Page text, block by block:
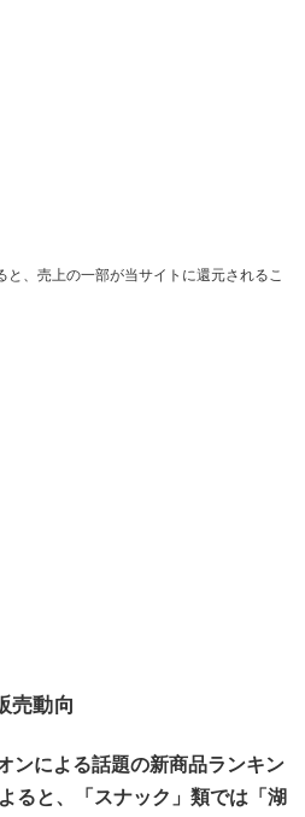
、売上の一部が当サイトに還元されるこ
売動向
ンによる話題の新商品ランキン
ると、「スナック」類では「湖